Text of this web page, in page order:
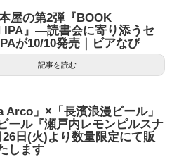
屋の第2弾『BOOK
IPA』—読書会に寄り添うセ
が10/10発売｜ビアなび
記事を読む
Arco」×「長濱浪漫ビール」
ール『瀬戸内レモンピルスナ
26日(火)より数量限定にて販
します